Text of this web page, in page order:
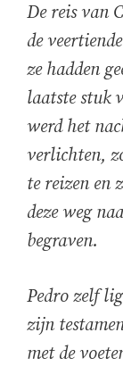
De reis van
de
ze hadden
laatste stuk
werd het
verlichten,
te reizen en
deze weg
begraven.
Pedro zelf
zijn
met de